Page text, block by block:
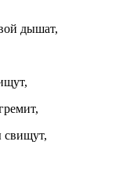
дышат,
свищут,